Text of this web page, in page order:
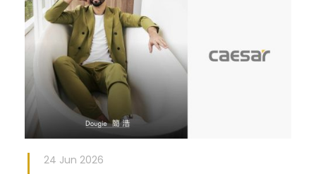
24 Jun 2026